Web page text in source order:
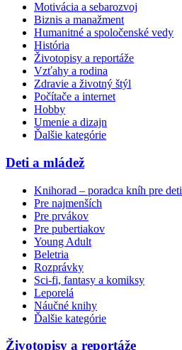
Motivácia a sebarozvoj
Biznis a manažment
Humanitné a spoločenské vedy
História
Životopisy a reportáže
Vzťahy a rodina
Zdravie a životný štýl
Počítače a internet
Hobby
Umenie a dizajn
Ďalšie kategórie
Deti a mládež
Knihorad – poradca kníh pre deti
Pre najmenších
Pre prvákov
Pre pubertiakov
Young Adult
Beletria
Rozprávky
Sci-fi, fantasy a komiksy
Leporelá
Náučné knihy
Ďalšie kategórie
Životopisy a reportáže